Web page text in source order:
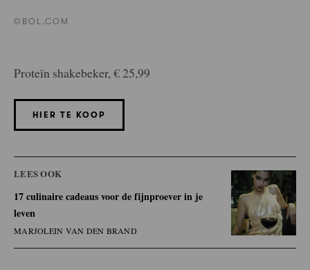
©BOL.COM
Proteïn shakebeker, € 25,99
HIER TE KOOP
LEES OOK
17 culinaire cadeaus voor de fijnproever in je
leven
MARJOLEIN VAN DEN BRAND